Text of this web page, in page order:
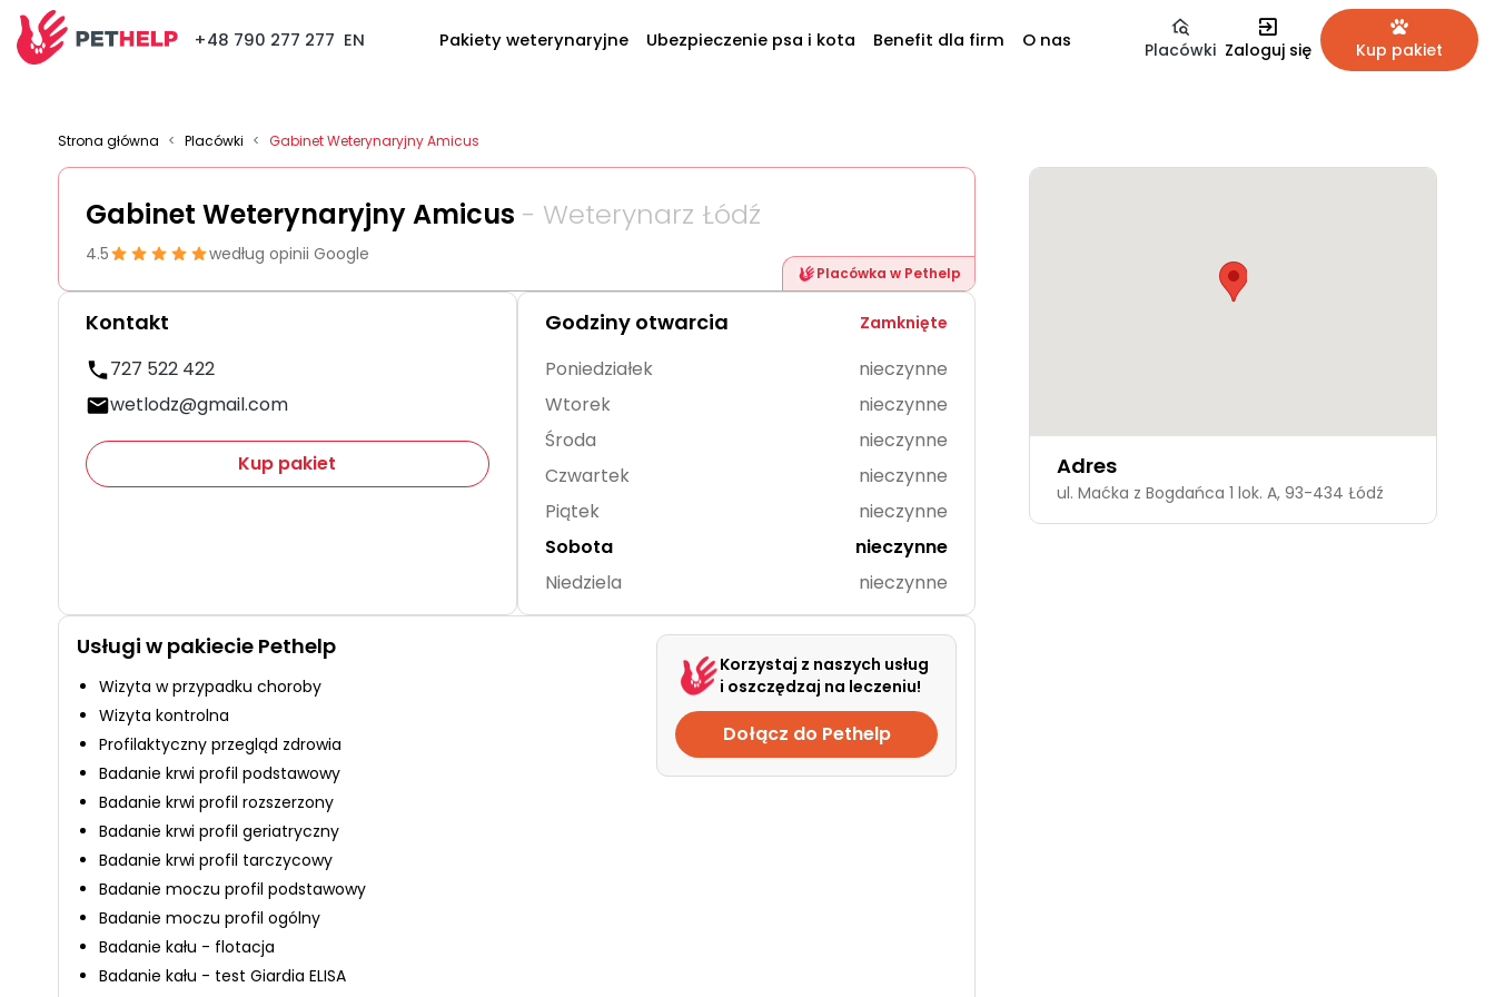
+48 790 277 277 EN Pakiety weterynaryjne Ubezpieczenie psa i kota Benefit dla firm O nas Placówki Zaloguj się Kup pakiet
Strona główna < Placówki < Gabinet Weterynaryjny Amicus
Gabinet Weterynaryjny Amicus - Weterynarz Łódź
4.5 według opinii Google
Placówka w Pethelp
Kontakt
727 522 422
wetlodz@gmail.com
Kup pakiet
Godziny otwarcia Zamknięte
Poniedziałek
nieczynne
Wtorek
nieczynne
Środa
nieczynne
Czwartek
nieczynne
Piątek
nieczynne
Sobota
nieczynne
Niedziela
nieczynne
Usługi w pakiecie Pethelp
Wizyta w przypadku choroby
Wizyta kontrolna
Profilaktyczny przegląd zdrowia
Badanie krwi profil podstawowy
Badanie krwi profil rozszerzony
Badanie krwi profil geriatryczny
Badanie krwi profil tarczycowy
Badanie moczu profil podstawowy
Badanie moczu profil ogólny
Badanie kału - flotacja
Badanie kału - test Giardia ELISA
Korzystaj z naszych usług
i oszczędzaj na leczeniu!
Dołącz do Pethelp
Adres
ul. Maćka z Bogdańca 1 lok. A, 93-434 Łódź